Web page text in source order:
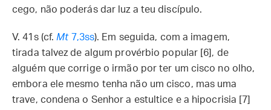
cego, não poderás dar luz a teu discípulo.
V. 41s (cf. Mt7,3ss). Em seguida, com a imagem,
tirada talvez de algum provérbio popular [6], de
alguém que corrige o irmão por ter um cisco no olho,
embora ele mesmo tenha não um cisco, mas uma
trave, condena o Senhor a estultice e a hipocrisia [7]